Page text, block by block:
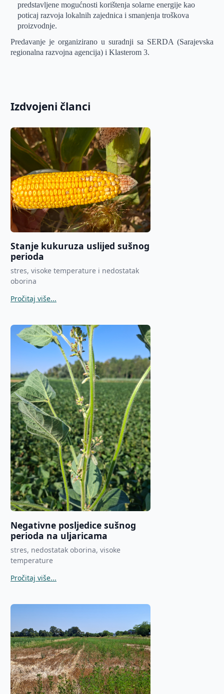
predstavljene mogućnosti korištenja solarne energije kao
poticaj razvoja lokalnih zajednica i smanjenja troškova
proizvodnje.
Predavanje je organizirano u suradnji sa SERDA (Sarajevska
regionalna razvojna agencija) i Klasterom 3.
Izdvojeni članci
Stanje kukuruza uslijed sušnog
perioda
stres, visoke temperature i nedostatak
oborina
Pročitaj više...
Negativne posljedice sušnog
perioda na uljaricama
stres, nedostatak oborina, visoke
temperature
Pročitaj više...